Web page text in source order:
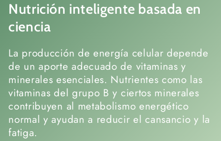
Nutrición inteligente basada en
ciencia
La producción de energía celular depende
de un aporte adecuado de vitaminas y
minerales esenciales. Nutrientes como las
vitaminas del grupo B y ciertos minerales
contribuyen al metabolismo energético
normal y ayudan a reducir el cansancio y la
fatiga.